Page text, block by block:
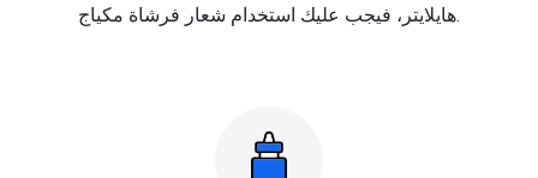
هايلايتر، فيجب عليك استخدام شعار فرشاة مكياج.